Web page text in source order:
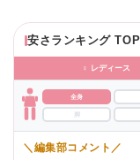
安さランキング
♀ レディース
全身
脚
＼編集部コメント／